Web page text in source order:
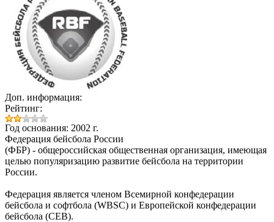
Доп. информация:
Рейтинг:
Год основания: 2002 г.
Федерация бейсбола России
(ФБР) - общероссийская общественная организация, имеющая
целью популяризацию развитие бейсбола на территории
России.
Федерация является членом Всемирной конфедерации
бейсбола и софтбола (WBSC) и Европейской конфедерации
бейсбола (CEB).